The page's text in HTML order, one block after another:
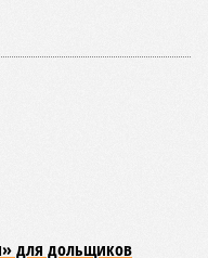
для дольщиков